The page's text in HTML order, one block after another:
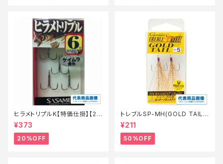
ヒラメトリプルK【特価仕掛】【2
0】
¥373
20%OFF
トレブルSP-MH(GOLD TAIL)
8【特価仕掛】【50】
¥211
50%OFF